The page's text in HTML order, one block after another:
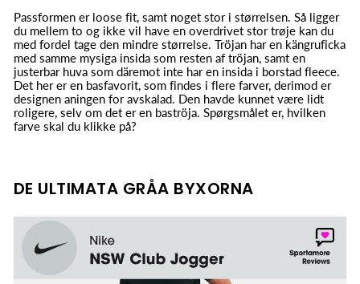
Passformen er loose fit, samt noget stor i størrelsen. Så ligger
du mellem to og ikke vil have en overdrivet stor trøje kan du
med fordel tage den mindre størrelse. Tröjan har en kängruficka
med samme mysiga insida som resten af tröjan, samt en
justerbar huva som däremot inte har en insida i borstad fleece.
Det her er en basfavorit, som findes i flere farver, derimod er
designen aningen for avskalad. Den havde kunnet være lidt
roligere, selv om det er en baströja. Spørgsmålet er, hvilken
farve skal du klikke på?
DE ULTIMATA GRÅA BYXORNA